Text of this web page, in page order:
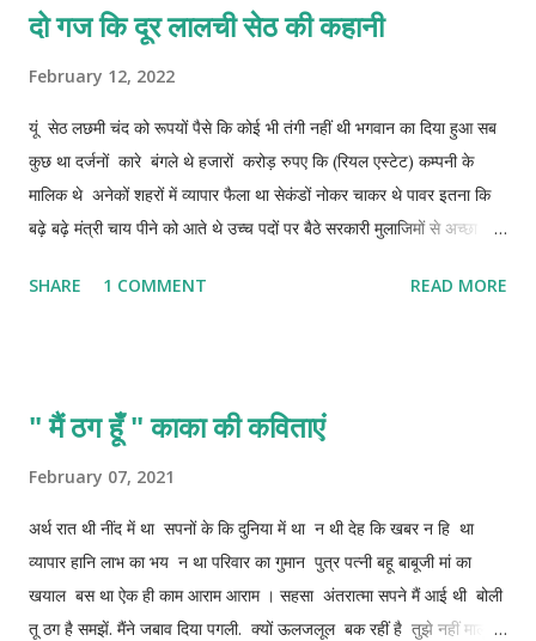
दो गज कि दूर लालची सेठ की कहानी
February 12, 2022
यूं सेठ लछमी चंद को रूपयों पैसे कि कोई भी तंगी नहीं थी भगवान का दिया हुआ सब
कुछ था दर्जनों कारे बंगले थे हजारों करोड़ रुपए कि (रियल एस्टेट) कम्पनी के
मालिक थे अनेकों शहरों में व्यापार फैला था सेकंडों नोकर चाकर थे पावर इतना कि
बढ़े बढ़े मंत्री चाय पीने को आते थे उच्च पदों पर बैठे सरकारी मुलाजिमों से अच्छा
थी कि सेठ समय समय पर अपनी यारी नोटों के बंडल भेंट रूप में देकर निभाते रहते
ब्लेड प्रेशर गैस आदि आदि फिर भी दिन भर भागदौड़ कर रात्रि दो बजे तक हिसाब
कभी टोकती तब यू कहकर टरका देते कि बस अब आख़री साल ...
SHARE 1 COMMENT READ MORE
" मैं ठग हूँ " काका की कविताएं
February 07, 2021
अर्थ रात थी नींद में था सपनों के कि दुनिया में था न थी देह कि खबर न हि था
व्यापार हानि लाभ का भय न था परिवार का गुमान पुत्र पत्नी बहू बाबूजी मां का
खयाल बस था ऐक ही काम आराम आराम । सहसा अंतरात्मा सपने मैं आई थी बोली
तू ठग है समझें. मैंने जबाव दिया पगली. क्यों ऊलजलूल बक रहीं है तुझे नहीं मालूम